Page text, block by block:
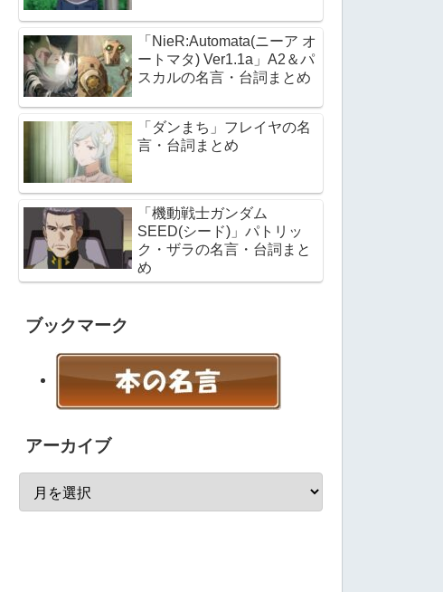
「NieR:Automata(ニーア オ
ートマタ) Ver1.1a」A2＆パ
スカルの名言・台詞まとめ
「ダンまち」フレイヤの名
言・台詞まとめ
「機動戦士ガンダム
SEED(シード)」パトリッ
ク・ザラの名言・台詞まと
め
ブックマーク
アーカイブ